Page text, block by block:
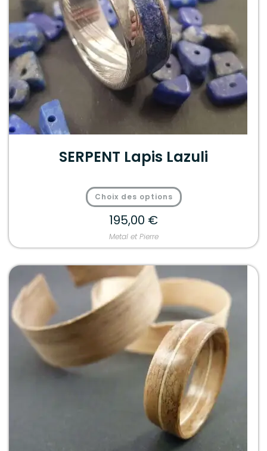
SERPENT Lapis Lazuli
Choix des options
195,00 €
Metal et Pierre